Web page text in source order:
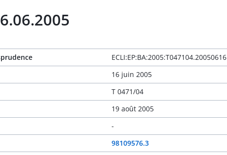
ECLI:EP:BA:2005:T047104.20050616
16 juin 2005
T 0471/04
19 août 2005
-
98109576.3